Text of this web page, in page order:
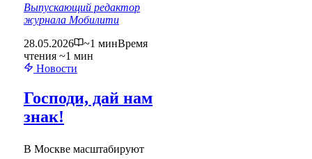
Выпускающий редактор
журнала Мобилити
28.05.2026
~1 минВремя
чтения ~1 мин
Новости
Господи, дай нам
знак!
В Москве масштабируют